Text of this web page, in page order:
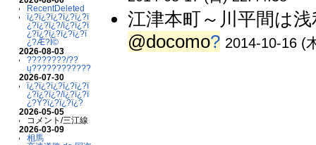
RecentDeleted
ï¿?ï¿?ï¿?ï¿?ï¿?ï
¿?ï¿?ï¿?/ï¿?ï¿?ï
¿?ï¿?ï¿?ï¿?ï¿?ï
¿?Æ?Ï©
2026-08-03
????????/??
ų????????????
2026-07-30
ï¿?ï¿?ï¿?ï¿?ï¿?ï
¿?ï¿?ï¿?/ï¿?ï¿?ï
¿?Ý?ï¿?ï¿?ï¿?
2026-05-05
コメント/三江線
2026-03-09
相馬
江津本町～川平間は
@docomo? 2014-10-16 (